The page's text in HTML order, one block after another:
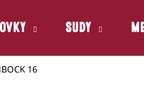
SUDY
16
Co potřebujete